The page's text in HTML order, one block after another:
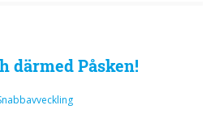
därmed Påsken!